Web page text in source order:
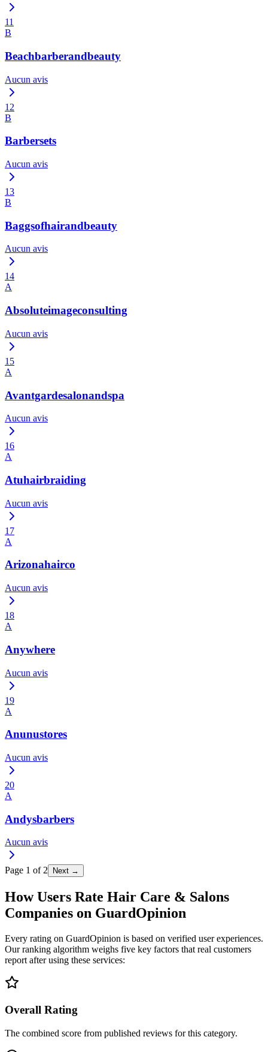
11
B
Beachbarberandbeauty
Aucun avis
12
B
Barbersets
Aucun avis
13
B
Baggsofhairandbeauty
Aucun avis
14
A
Absoluteimageconsulting
Aucun avis
15
A
Avantgardesalonandspa
Aucun avis
16
A
Atuhairbraiding
Aucun avis
17
A
Arizonahairco
Aucun avis
18
A
Anywhere
Aucun avis
19
A
Anunustores
Aucun avis
20
A
Andysbarbers
Aucun avis
Page 1 of2 Next →
How Users Rate Hair Care & Salons
Companies on GuardOpinion
Every rating on GuardOpinion is based on verified user experiences.
Our ranking algorithm weighs five key factors that real customers
report after using these services:
Overall Rating
The combined score from published reviews for this category.